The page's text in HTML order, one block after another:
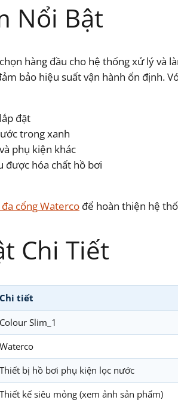
Nổi Bật
hàng đầu cho hệ thống xử lý và
bảo hiệu suất vận hành ổn định.
đặt
trong xanh
phụ kiện khác
được hóa chất hồ bơi
cổng Waterco để hoàn thiện hệ
Chi Tiết
Chi tiết
Colour Slim_1
Waterco
Thiết bị hồ bơi phụ kiện lọc nước
Thiết kế siêu mỏng (xem ảnh sản phẩm)